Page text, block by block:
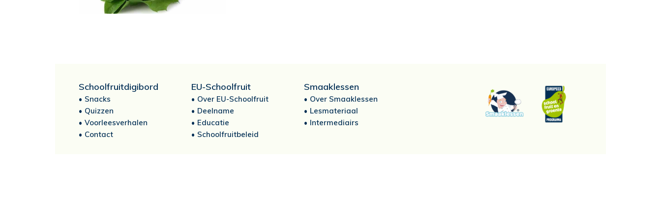
Schoolfruitdigibord
Snacks
Quizzen
Voorleesverhalen
Contact
EU-Schoolfruit
Over EU-Schoolfruit
Deelname
Educatie
Schoolfruitbeleid
Smaaklessen
Over Smaaklessen
Lesmateriaal
Intermediairs